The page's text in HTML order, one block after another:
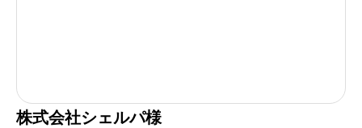
株式会社シェルパ様